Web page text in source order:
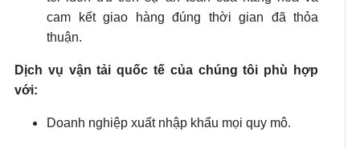
cam kết giao hàng đúng thời gian đã thỏa
thuận.
Dịch vụ vận tải quốc tế của chúng tôi phù hợp
với:
Doanh nghiệp xuất nhập khẩu mọi quy mô.